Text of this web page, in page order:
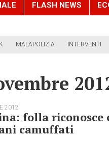
FLASH NEWS
MALAPOLIZIA INTERVENTI
2012
folla riconosce
camuffati